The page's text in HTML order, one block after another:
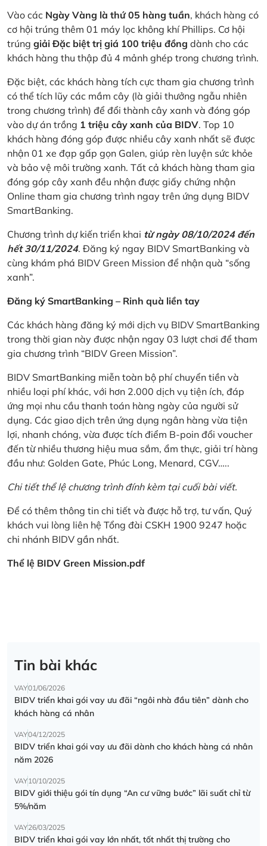
Vào các Ngày Vàng là thứ 05 hàng tuần, khách hàng có
cơ hội trúng thêm 01 máy lọc không khí Phillips. Cơ hội
trúng giải Đặc biệt trị giá 100 triệu đồng dành cho các
khách hàng thu thập đủ 4 mảnh ghép trong chương trình.
Đặc biệt, các khách hàng tích cực tham gia chương trình
có thể tích lũy các mầm cây (là giải thưởng ngẫu nhiên
trong chương trình) để đổi thành cây xanh và đóng góp
vào dự án trồng 1 triệu cây xanh của BIDV. Top 10
khách hàng đóng góp được nhiều cây xanh nhất sẽ được
nhận 01 xe đạp gấp gọn Galen, giúp rèn luyện sức khỏe
và bảo vệ môi trường xanh. Tất cả khách hàng tham gia
đóng góp cây xanh đều nhận được giấy chứng nhận
Online tham gia chương trình ngay trên ứng dụng BIDV
SmartBanking.
Chương trình dự kiến triển khai từ ngày 08/10/2024 đến
hết 30/11/2024. Đăng ký ngay BIDV SmartBanking và
cùng khám phá BIDV Green Mission để nhận quà “sống
xanh”.
Đăng ký SmartBanking – Rinh quà liền tay
Các khách hàng đăng ký mới dịch vụ BIDV SmartBanking
trong thời gian này được nhận ngay 03 lượt chơi để tham
gia chương trình “BIDV Green Mission”.
BIDV SmartBanking miễn toàn bộ phí chuyển tiền và
nhiều loại phí khác, với hơn 2.000 dịch vụ tiện ích, đáp
ứng mọi nhu cầu thanh toán hàng ngày của người sử
dụng. Các giao dịch trên ứng dụng ngân hàng vừa tiện
lợi, nhanh chóng, vừa được tích điểm B-poin đổi voucher
đến từ nhiều thương hiệu mua sắm, ẩm thực, giải trí hàng
đầu như: Golden Gate, Phúc Long, Menard, CGV…..
Chi tiết thể lệ chương trình đính kèm tại cuối bài viết.
Để có thêm thông tin chi tiết và được hỗ trợ, tư vấn, Quý
khách vui lòng liên hệ Tổng đài CSKH 1900 9247 hoặc
chi nhánh BIDV gần nhất.
Thể lệ BIDV Green Mission.pdf
Tin bài khác
VAY01/06/2026
BIDV triển khai gói vay ưu đãi “ngôi nhà đầu tiên” dành cho
khách hàng cá nhân
VAY04/12/2025
BIDV triển khai gói vay ưu đãi dành cho khách hàng cá nhân
năm 2026
VAY10/10/2025
BIDV giới thiệu gói tín dụng “An cư vững bước” lãi suất chỉ từ
5%/năm
VAY26/03/2025
BIDV triển khai gói vay lớn nhất, tốt nhất thị trường cho